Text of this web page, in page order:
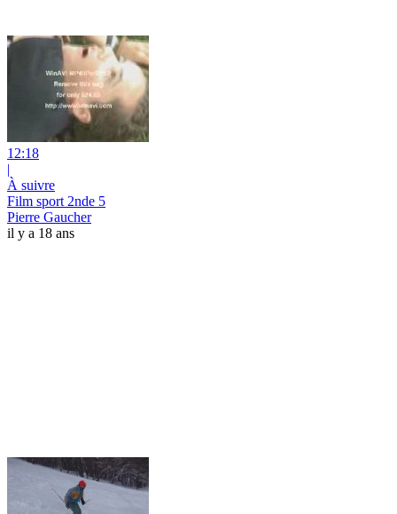
12:18
|
À suivre
Film sport 2nde 5
Pierre Gaucher
il y a 18 ans